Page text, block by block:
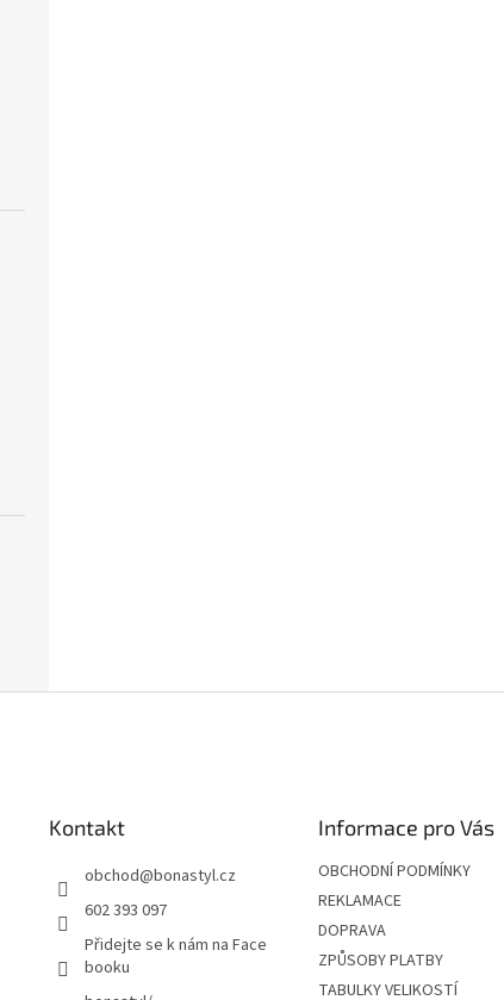
Kontakt
obchod@bonastyl.cz
602 393 097
Přidejte se k nám na Face
booku
Informace pro Vás
OBCHODNÍ PODMÍNKY
REKLAMACE
DOPRAVA
ZPŮSOBY PLATBY
TABULKY VELIKOSTÍ